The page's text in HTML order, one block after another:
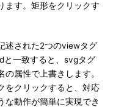
ます。矩形をクリックす
述された2つのviewタグ
と一致すると、svgタグ
属性で上書きします。
をクリックすると、対応
な動作が簡単に実現でき